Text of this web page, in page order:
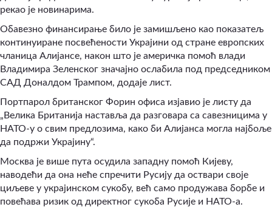
рекао је новинарима.
Обавезно финансирање било је замишљено као показатељ
континуиране посвећености Украјини од стране европских
чланица Алијансе, након што је америчка помоћ влади
Владимира Зеленског значајно ослабила под председником
САД Доналдом Трампом, додаје лист.
Портпарол британског Форин офиса изјавио је листу да
„Велика Британија наставља да разговара са савезницима у
НАТО-у о свим предлозима, како би Алијанса могла најбоље
да подржи Украјину“.
Москва је више пута осудила западну помоћ Кијеву,
наводећи да она неће спречити Русију да оствари своје
циљеве у украјинском сукобу, већ само продужава борбе и
повећава ризик од директног сукоба Русије и НАТО-а.